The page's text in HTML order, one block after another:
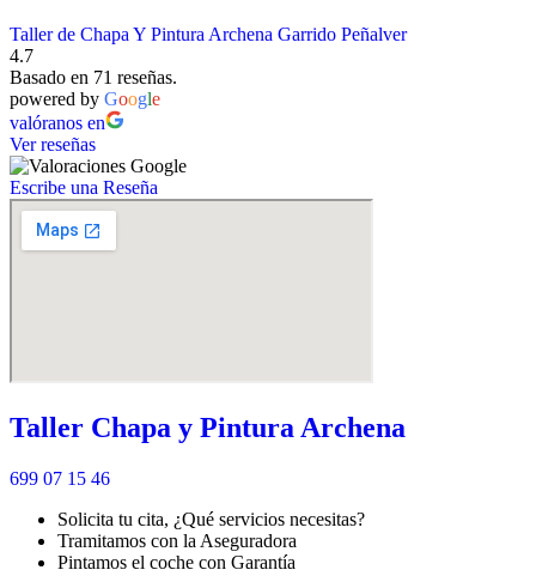
Taller de Chapa Y Pintura Archena Garrido Peñalver
4.7
Basado en 71 reseñas.
powered by Google
valóranos en
Ver reseñas
Escribe una Reseña
Taller Chapa y Pintura Archena
699 07 15 46
Solicita tu cita, ¿Qué servicios necesitas?
Tramitamos con la Aseguradora
Pintamos el coche con Garantía